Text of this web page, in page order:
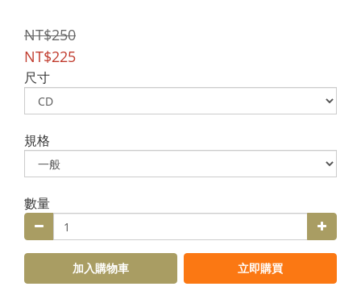
NT$250
NT$225
尺寸
規格
數量
加入購物車 立即購買